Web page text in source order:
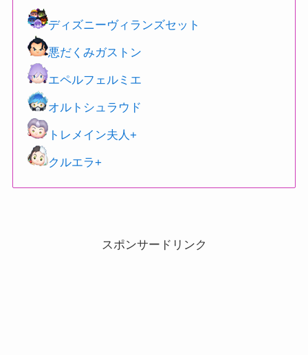
ディズニーヴィランズセット
悪だくみガストン
エペルフェルミエ
オルトシュラウド
トレメイン夫人+
クルエラ+
スポンサードリンク